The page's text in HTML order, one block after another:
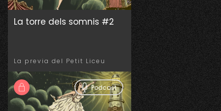
La torre dels somnis #2
La previa del Petit Liceu
Podcast